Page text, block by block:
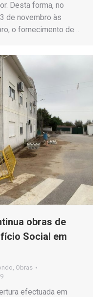
Desta forma, no
de novembro às
o fornecimento de…
obras de
Social em
Obras
efectuada em